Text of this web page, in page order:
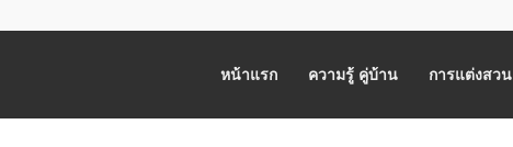
หน้าแรก ความรู้ คู่บ้าน การแต่งสวน